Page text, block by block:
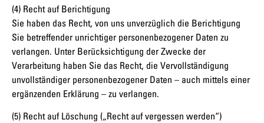
(4) Recht auf Berichtigung
Sie haben das Recht, von uns unverzüglich die Berichtigung
Sie betreffender unrichtiger personenbezogener Daten zu
verlangen. Unter Berücksichtigung der Zwecke der
Verarbeitung haben Sie das Recht, die Vervollständigung
unvollständiger personenbezogener Daten – auch mittels einer
ergänzenden Erklärung – zu verlangen.
(5) Recht auf Löschung („Recht auf vergessen werden“)